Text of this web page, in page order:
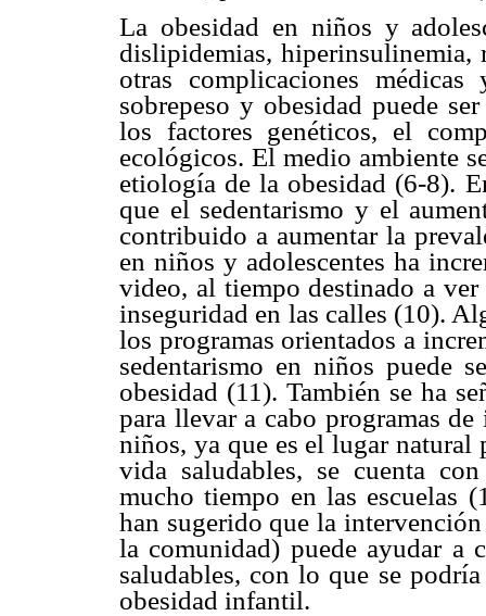
La obesidad en niños y
dislipidemias,
otras complicaciones
sobrepeso y obesidad puede
los factores genéticos, el
ecológicos. El medio ambiente
etiología de la obesidad (6-8).
que el sedentarismo y el
contribuido a aumentar la
en niños y adolescentes ha
video, al tiempo destinado a
inseguridad en las calles (10).
los programas orientados a
sedentarismo en niños puede
obesidad (11). También se ha
para llevar a cabo programas
niños, ya que es el lugar natural
vida saludables, se cuenta
mucho tiempo en las escuelas
han sugerido que la
la comunidad) puede ayudar a
saludables, con lo que se
obesidad infantil.